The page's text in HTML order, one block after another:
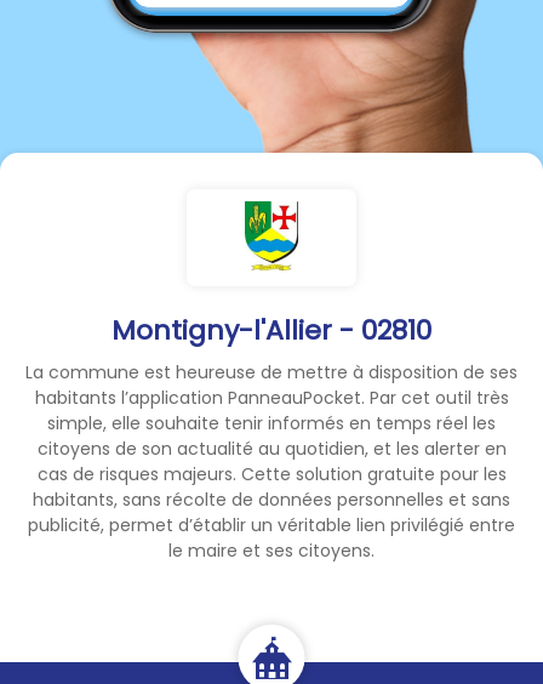
Montigny-l'Allier - 02810
La commune est heureuse de mettre à disposition de ses
habitants l’application PanneauPocket. Par cet outil très
simple, elle souhaite tenir informés en temps réel les
citoyens de son actualité au quotidien, et les alerter en
cas de risques majeurs. Cette solution gratuite pour les
habitants, sans récolte de données personnelles et sans
publicité, permet d’établir un véritable lien privilégié entre
le maire et ses citoyens.
La mairie se réserve le droit
d'ouvrir le matin au lieu de
l'après-midi en cas de fortes